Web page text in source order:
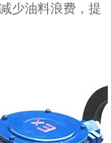
少油料浪费，提